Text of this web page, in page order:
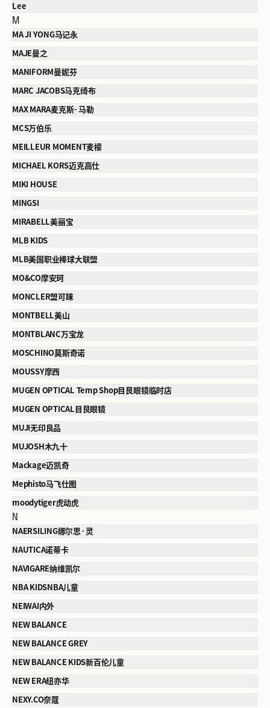
Lee
M
MA JI YONG马记永
MAJE曼之
MANIFORM曼妮芬
MARC JACOBS马克绮布
MAX MARA麦克斯·马勒
MCS万伯乐
MEILLEUR MOMENT麦檬
MICHAEL KORS迈克高仕
MIKI HOUSE
MINGSI
MIRABELL美丽宝
MLB KIDS
MLB美国职业棒球大联盟
MO&CO摩安珂
MONCLER盟可睐
MONTBELL美山
MONTBLANC万宝龙
MOSCHINO莫斯奇诺
MOUSSY摩西
MUGEN OPTICAL Temp Shop目艮眼镜临时店
MUGEN OPTICAL目艮眼镜
MUJI无印良品
MUJOSH木九十
Mackage迈凯奇
Mephisto马飞仕图
moodytiger虎动虎
N
NAERSILING娜尔思·灵
NAUTICA诺蒂卡
NAVIGARE纳维凯尔
NBA KIDSNBA儿童
NEIWAI内外
NEW BALANCE
NEW BALANCE GREY
NEW BALANCE KIDS新百伦儿童
NEW ERA纽亦华
NEXY.CO奈蔻